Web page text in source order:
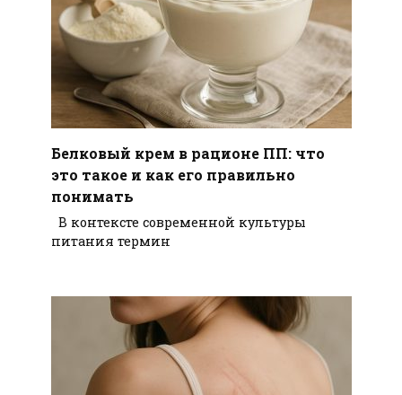
Белковый крем в рационе ПП: что
это такое и как его правильно
понимать
В контексте современной культуры
питания термин